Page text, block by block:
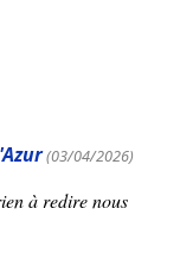
(03/04/2026)
à redire nous